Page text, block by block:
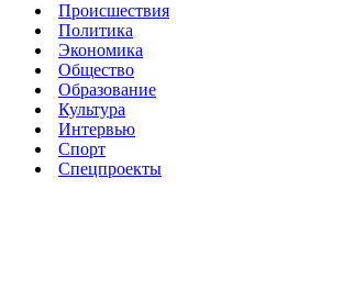
Происшествия
Политика
Экономика
Общество
Образование
Культура
Интервью
Спорт
Спецпроекты